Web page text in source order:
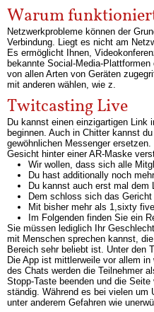
Warum
Netzwerkprobleme können der
Verbindung. Liegt es nicht am
Es ermöglicht Ihnen,
bekannte Social-Media-
von allen Arten von Geräten
mit anderen wählen, wie z.
Twitcasting Live
Du kannst einen einzigartigen Link
beginnen. Auch in Chitter kannst
gewöhnlichen Messenger
Gesicht hinter einer AR-Maske
Wir wollen, dass sich alle
Du hast additionally noch
Du kannst auch erst mal dem
Dem schloss sich das
Mit bisher mehr als 1,sixty
Im Folgenden finden Sie ein
Sie müssen lediglich Ihr
mit Menschen sprechen kannst,
Bereich sehr beliebt ist. Unter den
Die App ist mittlerweile vor allem
des Chats werden die Teilnehmer
Stopp-Taste beenden und die
ständig. Während es bei vielen um
unter anderem Gefahren wie